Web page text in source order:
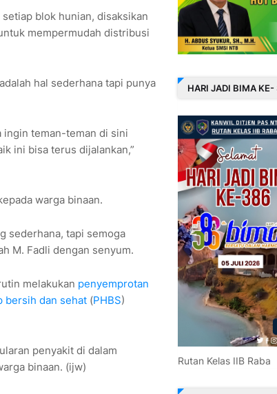
blok hunian, disaksikan
mempermudah distribusi
hal sederhana tapi punya
ingin teman-teman di sini
ini bisa terus dijalankan,”
warga binaan.
sederhana, tapi semoga
M. Fadli dengan senyum.
melakukan penyemprotan
bersih dan sehat(PHBS)
penyakit di dalam
binaan. (ijw)
HARI JADI BIMA KE-
Rutan Kelas IIB Raba